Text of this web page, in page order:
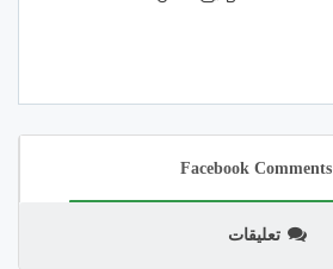
Facebook Comments
تعليقات